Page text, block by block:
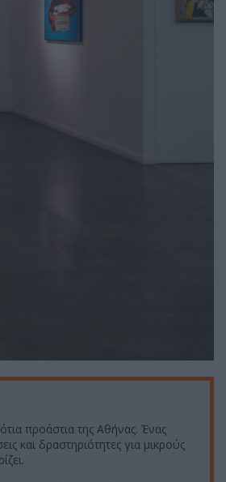
προάστια της Αθήνας. Ένας
και δραστηριότητες για μικρούς